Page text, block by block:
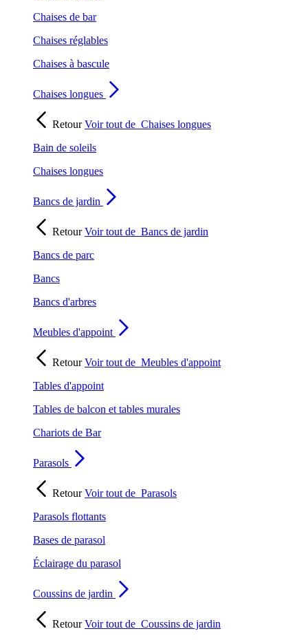
Chaises de bar
Chaises réglables
Chaises à bascule
Chaises longues
RetourVoir tout de Chaises longues
Bain de soleils
Chaises longues
Bancs de jardin
RetourVoir tout de Bancs de jardin
Bancs de parc
Bancs
Bancs d'arbres
Meubles d'appoint
RetourVoir tout de Meubles d'appoint
Tables d'appoint
Tables de balcon et tables murales
Chariots de Bar
Parasols
RetourVoir tout de Parasols
Parasols flottants
Bases de parasol
Éclairage du parasol
Coussins de jardin
RetourVoir tout de Coussins de jardin